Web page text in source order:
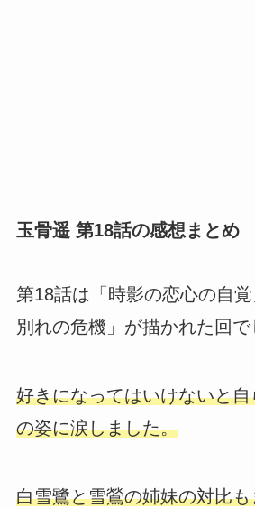
玉骨遥 第18話の感想まとめ
第18話は「時影の恋心の自
別れの危機」が描かれた回で
好きになってはいけないと
の姿に涙しました。
白雪鷺と雪鶯の姉妹の対比